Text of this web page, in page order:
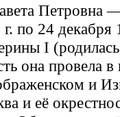
Петровна
г. по 24 декабря
I
она провела
и
и её